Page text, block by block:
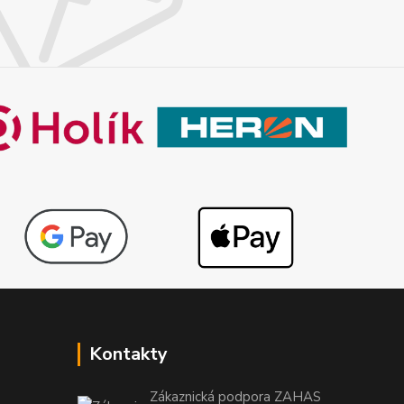
Kontakty
Zákaznická podpora ZAHAS